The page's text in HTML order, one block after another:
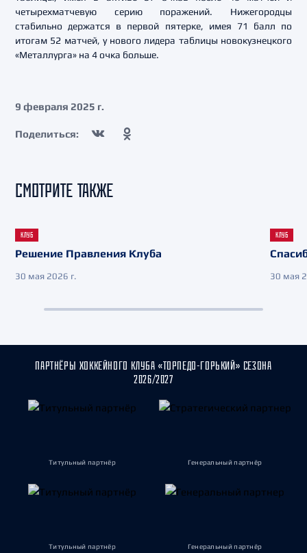
четырехматчевую серию поражений. Нижегородцы
стабильно держатся в первой пятерке, имея 71 балл по
итогам 52 матчей, у нового лидера таблицы новокузнецкого
«Металлурга» на 4 очка больше.
9 февраля 2025 г.
Поделиться:
СМОТРИТЕ ТАКЖЕ
КЛУБ
Решение Правления Клуба
30 мая 2026 г.
КЛУБ
30 мая
ПАРТНЁРЫ ХОККЕЙНОГО КЛУБА «ТОРПЕДО-ГОРЬКИЙ» СЕЗОНА
2026/2027
Титульный партнёр Генеральный партнёр
Титульный партнёр Генеральный партнёр